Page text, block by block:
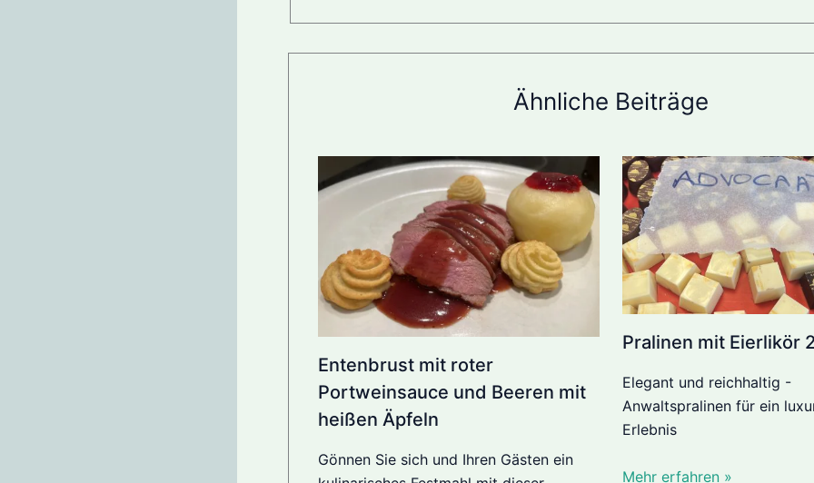
Ähnliche Beiträge
Entenbrust mit roter
Portweinsauce und Beeren mit
heißen Äpfeln
Gönnen Sie sich und Ihren Gästen ein
Pralinen mit Eierlikör 2
Elegant und reichhaltig -
Anwaltspralinen für ein
Erlebnis
Mehr erfahren »